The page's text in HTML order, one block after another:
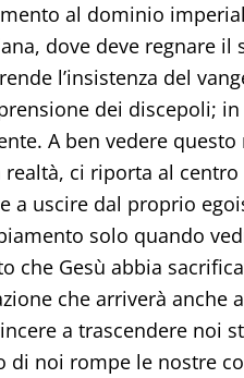
al dominio
dove deve regnare il
l’insistenza del
dei discepoli;
A ben vedere
realtà, ci riporta al
a uscire dal proprio
solo quando
che Gesù abbia
che arriverà anche
a trascendere noi
di noi rompe le nostre